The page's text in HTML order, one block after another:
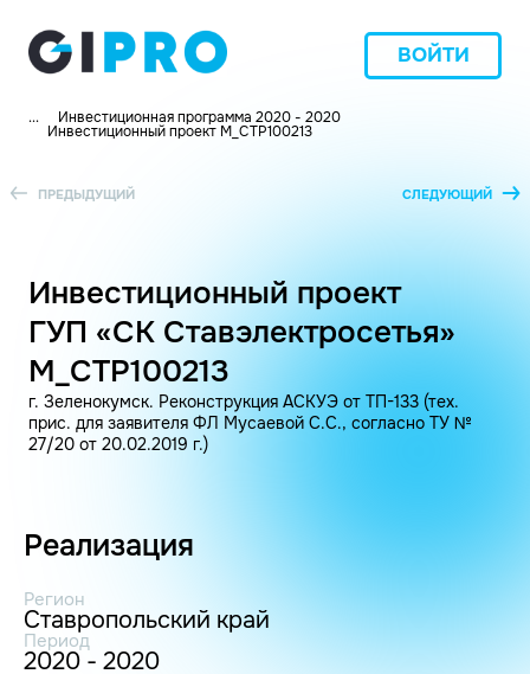
ВОЙТИ
... Инвестиционная программа 2020 - 2020
Инвестиционный проект M_СТР100213
ПРЕДЫДУЩИЙ СЛЕДУЮЩИЙ
Инвестиционный проект
ГУП «СК Ставэлектросетья»
M_СТР100213
г. Зеленокумск. Реконструкция АСКУЭ от ТП-133 (тех.
прис. для заявителя ФЛ Мусаевой С.С., согласно ТУ №
27/20 от 20.02.2019 г.)
Реализация
Регион
Ставропольский край
Период
2020 - 2020